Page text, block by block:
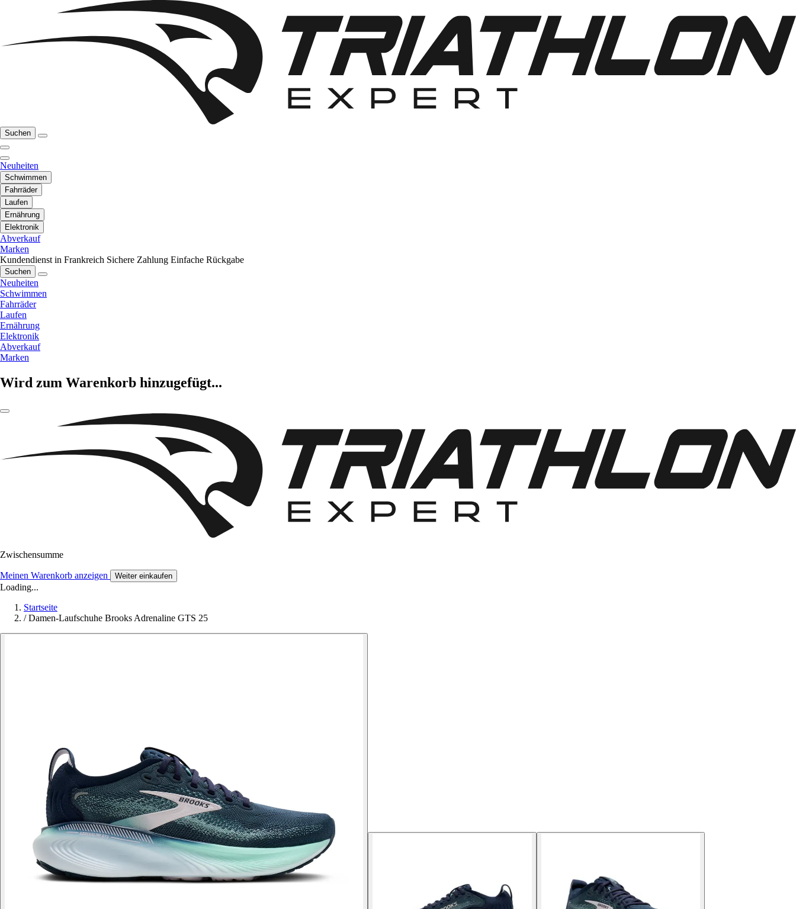
Suchen
Neuheiten
Schwimmen
Fahrräder
Laufen
Ernährung
Elektronik
Abverkauf
Marken
Kundendienst in Frankreich Sichere Zahlung Einfache Rückgabe
Suchen
Neuheiten
Schwimmen
Fahrräder
Laufen
Ernährung
Elektronik
Abverkauf
Marken
Wird zum Warenkorb hinzugefügt...
Zwischensumme
Meinen Warenkorb anzeigen Weiter einkaufen
Loading...
Startseite
/ Damen-Laufschuhe Brooks Adrenaline GTS 25